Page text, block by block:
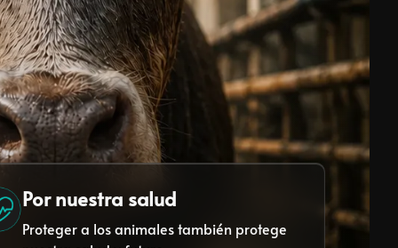
Por nuestra salud
Proteger a los animales también protege